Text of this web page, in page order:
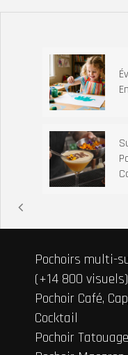
Pochoirs multi-
(+14 800 visuels)
Pochoir Café,
Cocktail
Pochoir Tatouage